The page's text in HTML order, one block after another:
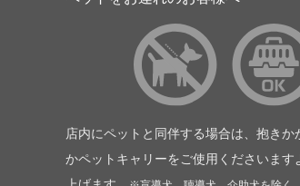
店内にペットと同伴する場合は、抱きか
かペットキャリーをご使用くださいます